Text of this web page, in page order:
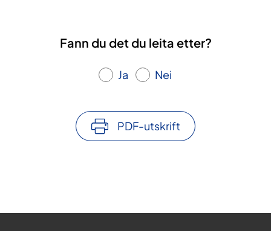
Fann du det du leita etter?
Ja Nei
PDF-utskrift